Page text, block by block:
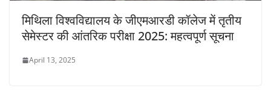
मिथिला विश्वविद्यालय के जीएमआरडी कॉलेज में तृतीय
सेमेस्टर की आंतरिक परीक्षा 2025: महत्वपूर्ण सूचना
April 13, 2025